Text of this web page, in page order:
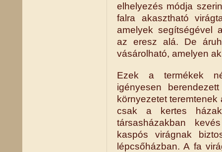
elhelyezés módja
falra akasztható
amelyek segítségével
az eresz alá. De
vásárolható, amelyen
Ezek a termékek
igényesen
környezetet
csak a kertes
társasházakban
kaspós virágnak
lépcsőházban. A fa